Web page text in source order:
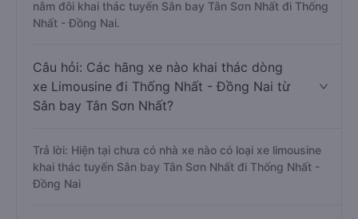
nằm đôi khai thác tuyến Sân bay Tân Sơn Nhất đi Thống
Nhất - Đồng Nai.
Câu hỏi: Các hãng xe nào khai thác dòng
xe Limousine đi Thống Nhất - Đồng Nai từ
Sân bay Tân Sơn Nhất?
Trả lời: Hiện tại chưa có nhà xe nào có loại xe limousine
khai thác tuyến Sân bay Tân Sơn Nhất đi Thống Nhất -
Đồng Nai